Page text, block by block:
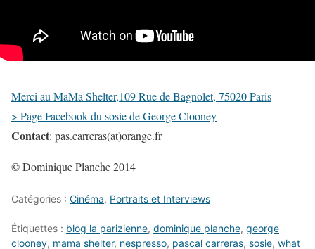
Merci au MaMa Shelter,109 Rue de Bagnolet, 75020 Paris
> Page Facebook du sosie de George Clooney
Contact: pas.carreras(at)orange.fr
© Dominique Planche 2014
Catégories : Cinéma, Portraits et Interviews
Étiquettes : blog la parizienne, dominique planche, george
clooney, mama shelter, nespresso, pascal carreras, sosie, what